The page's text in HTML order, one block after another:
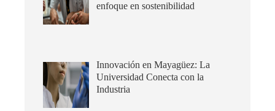
enfoque en sostenibilidad
Innovación en Mayagüez: La
Universidad Conecta con la
Industria